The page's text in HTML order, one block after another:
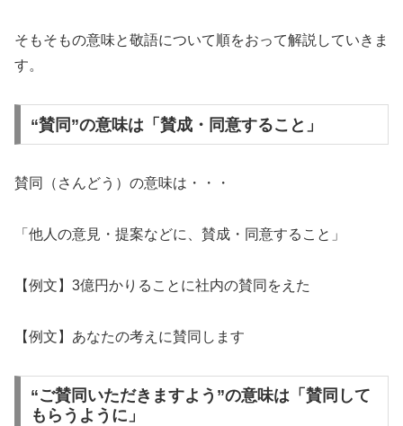
そもそもの意味と敬語について順をおって解説していきま
す。
“賛同”の意味は「賛成・同意すること」
賛同（さんどう）の意味は・・・
「他人の意見・提案などに、賛成・同意すること」
【例文】3億円かりることに社内の賛同をえた
【例文】あなたの考えに賛同します
“ご賛同いただきますよう”の意味は「賛同して
もらうように」